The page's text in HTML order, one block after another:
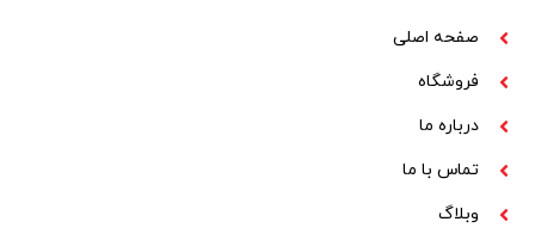
صفحه اصلی
فروشگاه
درباره ما
تماس با ما
وبلاگ